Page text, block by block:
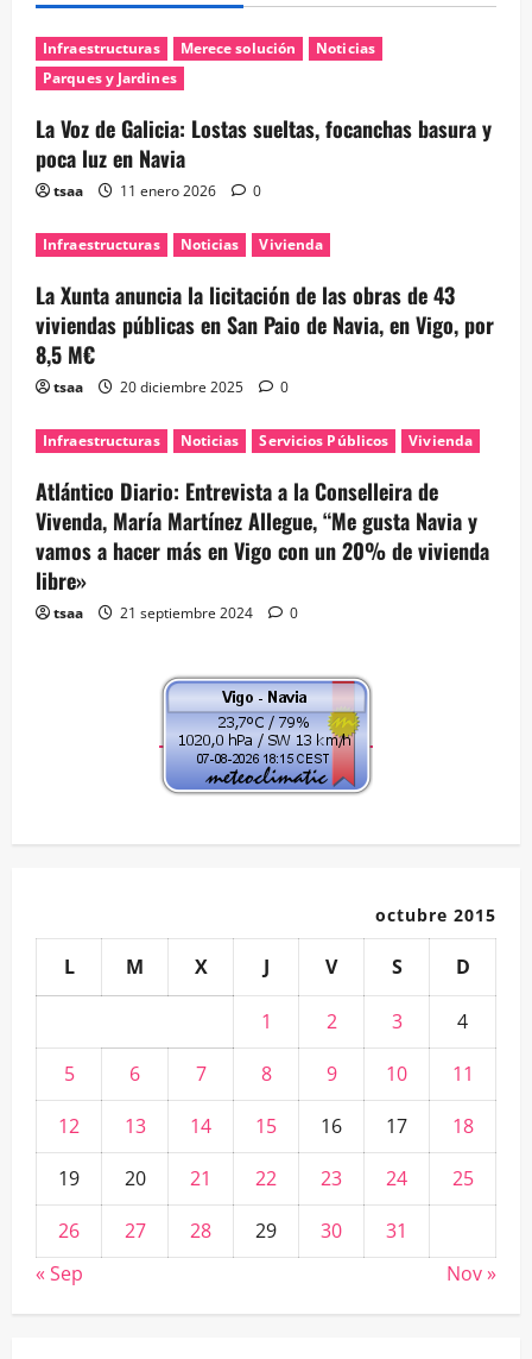
Infraestructuras Merece solución
Noticias
Parques y Jardines
La Voz de Galicia: Lostas sueltas, focanchas basura y
poca luz en Navia
tsaa 11 enero 2026 0
Infraestructuras Noticias Vivienda
La Xunta anuncia la licitación de las obras de 43
viviendas públicas en San Paio de Navia, en Vigo, por
8,5 M€
tsaa 20 diciembre 2025 0
Infraestructuras Noticias Servicios Públicos Vivienda
Atlántico Diario: Entrevista a la Conselleira de
Vivenda, María Martínez Allegue, “Me gusta Navia y
vamos a hacer más en Vigo con un 20% de vivienda
libre»
tsaa 21 septiembre 2024 0
octubre 2015
L M X J V S D
1 2 3
4
5
6 7 8 9 10
11
12
13 14 15 16 17
18
19
20 21 22 23 24
25
26
27 28 29 30
31
« Sep
Nov »